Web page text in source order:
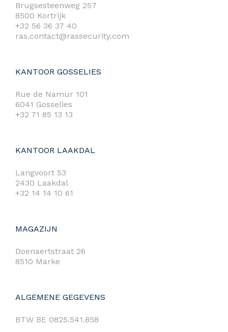
Brugsesteenweg 257
8500 Kortrijk
+32 56 36 37 40
ras.contact@rassecurity.com
KANTOOR GOSSELIES
Rue de Namur 101
6041 Gosselies
+32 71 85 13 13
KANTOOR LAAKDAL
Langvoort 53
2430 Laakdal
+32 14 14 10 61
MAGAZIJN
Doenaertstraat 26
8510 Marke
ALGEMENE GEGEVENS
BTW BE 0825.541.858